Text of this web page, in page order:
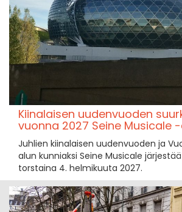
Kiinalaisen uudenvuoden
vuonna 2027 Seine Musicale
Juhlien kiinalaisen uudenvuoden ja
alun kunniaksi Seine Musicale
torstaina 4. helmikuuta 2027.